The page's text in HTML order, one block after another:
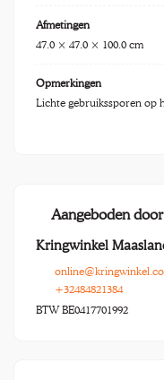
Afmetingen
47.0 × 47.0 × 100.0 cm
Opmerkingen
Lichte gebruikssporen op
Aangeboden door
Kringwinkel
+32484821384
BTW BE0417701992